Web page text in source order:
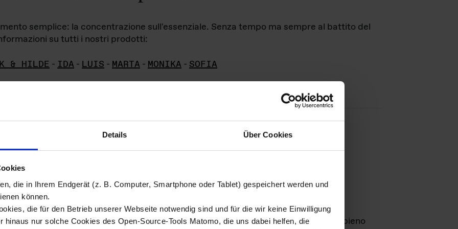
Details Über Cookies
die in Ihrem Endgerät (z. B. Computer, Smartphone oder Tablet) gespeichert werden und
können.
die für den Betrieb unserer Webseite notwendig sind und für die wir keine Einwilligung
hinaus nur solche Cookies des Open-Source-Tools Matomo, die uns dabei helfen, die
semplice: la concentrazione sull'essenziale. Senza tempo ma sempre al battito del
su tutti i nostri prodotti:
& HILDE - IDA - LUIS - MARTA - MONIKA - SOFIA
di immagini
materiale fotografico sono detenuti daDas ganze LebenGmbH e rimangono in pieno